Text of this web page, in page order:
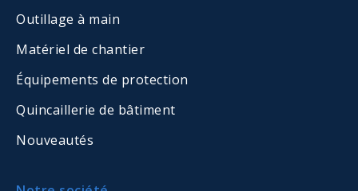
Outillage à main
Matériel de chantier
Équipements de protection
Quincaillerie de bâtiment
Nouveautés